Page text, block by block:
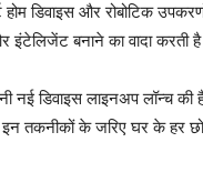
डिवाइस और रोबोटिक
इंटेलिजेंट बनाने का वादा करती
डिवाइस लाइनअप लॉन्च की
तकनीकों के जरिए घर के हर